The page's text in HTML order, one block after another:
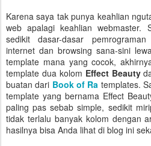
Karena saya tak punya keahlian
web apalagi keahlian webmaster.
sedikit dasar-dasar
internet dan browsing sana-sini
template mana yang cocok,
template dua kolom Effect Beauty
buatan dari Book of Ra templates.
template yang bernama Effect
paling pas sebab simple, sedikit
tidak terlalu banyak kolom dengan
hasilnya bisa Anda lihat di blog ini